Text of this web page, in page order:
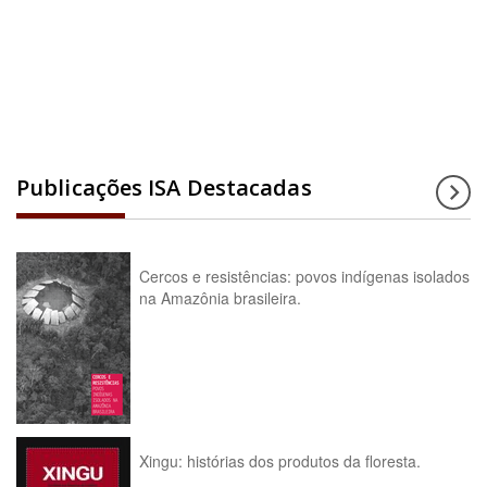
Publicações ISA Destacadas
Cercos e resistências: povos indígenas isolados
na Amazônia brasileira.
Xingu: histórias dos produtos da floresta.